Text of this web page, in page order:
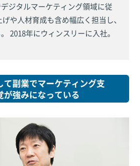
ジタルマーケティング領域に従
や人材育成も含め幅広く担当し、
2018年にウィンスリーに入社。
て副業でマーケティング支
強みになっている